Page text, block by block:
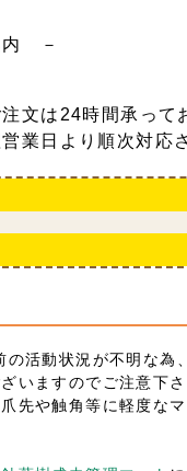
内 －
文は24時間承って
業日より順次対応
活動状況が不明な為
いますのでご注意下さ
先や触角等に軽度な